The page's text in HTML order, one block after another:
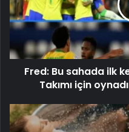
Fred: Bu sahada ilk
Takımı için